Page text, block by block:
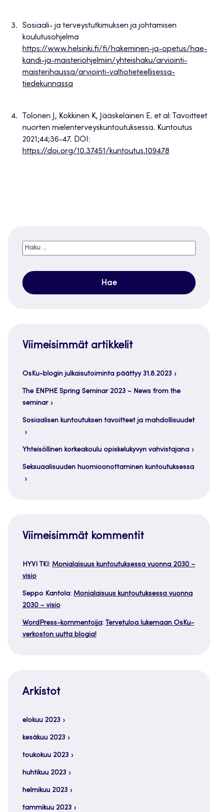
Sosiaali- ja terveystutkimuksen ja johtamisen
koulutusohjelma
https://www.helsinki.fi/fi/hakeminen-ja-opetus/hae-
kandi-ja-maisteriohjelmiin/yhteishaku/arviointi-
maisterihaussa/arviointi-valtiotieteellisessa-
tiedekunnassa
Tolonen J, Kokkinen K, Jääskeläinen E. et al: Tavoitteet
nuorten mielenterveyskuntoutuksessa. Kuntoutus
2021;44;36-47. DOI:
https://doi.org/10.37451/kuntoutus.109478
Haku:
Viimeisimmät artikkelit
OsKu-blogin julkaisutoiminta päättyy 31.8.2023
The ENPHE Spring Seminar 2023 – News from the
seminar
Sosiaalisen kuntoutuksen tavoitteet ja mahdollisuudet
Yhteisöllinen korkeakoulu opiskelukyvyn vahvistajana
Seksuaalisuuden huomioonottaminen kuntoutuksessa
Viimeisimmät kommentit
HYVI TKI: Monialaisuus kuntoutuksessa vuonna 2030 –
visio
Seppo Kantola: Monialaisuus kuntoutuksessa vuonna
2030 – visio
WordPress-kommentoija: Tervetuloa lukemaan OsKu-
verkoston uutta blogia!
Arkistot
elokuu 2023
kesäkuu 2023
toukokuu 2023
huhtikuu 2023
helmikuu 2023
tammikuu 2023